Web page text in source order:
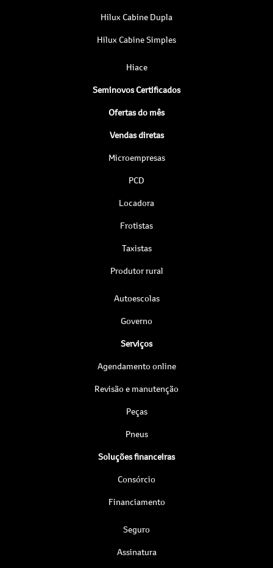
Hilux Cabine Dupla
Hilux Cabine Simples
Hiace
Seminovos Certificados
Ofertas do mês
Vendas diretas
Microempresas
PCD
Locadora
Frotistas
Taxistas
Produtor rural
Autoescolas
Governo
Serviços
Agendamento online
Revisão e manutenção
Peças
Pneus
Soluções financeiras
Consórcio
Financiamento
Seguro
Assinatura